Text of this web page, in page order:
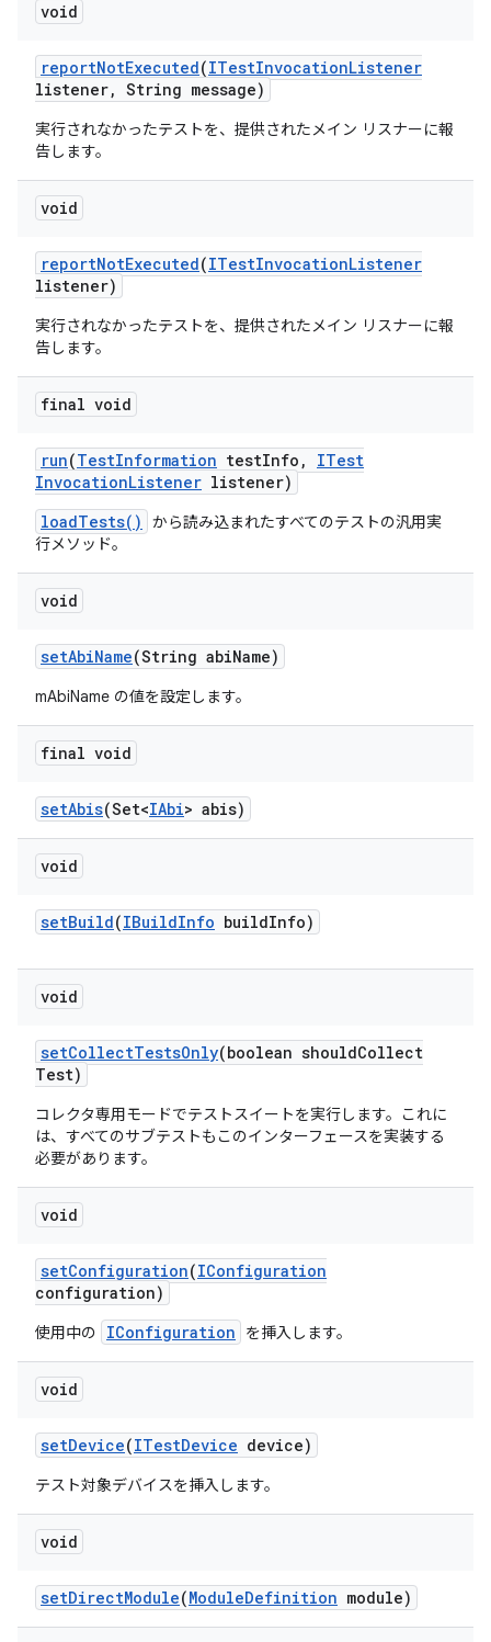
void
reportNotExecuted(ITestInvocationListener
listener, String message)
実行されなかったテストを、提供されたメイン リスナーに報
告します。
void
reportNotExecuted(ITestInvocationListener
listener)
実行されなかったテストを、提供されたメイン リスナーに報
告します。
final void
run(TestInformation testInfo ,
ITest
InvocationListener listener)
loadTests()
から読み込まれたすべてのテストの汎用実
行メソッド。
void
setAbiName(String abiName)
mAbiName の値を設定します。
final void
setAbis(Set<IAbi> abis)
void
setBuild(IBuildInfo buildInfo)
void
setCollectTestsOnly(boolean shouldCollect
Test)
コレクタ専用モードでテストスイートを実行します。これに
は、すべてのサブテストもこのインターフェースを実装する
必要があります。
void
setConfiguration(IConfiguration
configuration)
使用中の IConfiguration を挿入します。
void
setDevice(ITestDevice device)
テスト対象デバイスを挿入します。
void
setDirectModule(ModuleDefinition module)